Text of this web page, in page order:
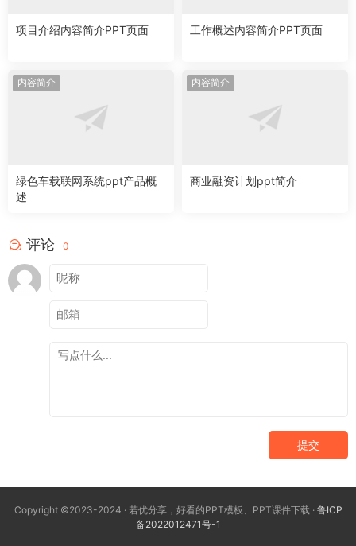
项目介绍内容简介PPT页面 工作概述内容简介PPT页面
内容简介
绿色车载联网系统ppt产品概
述
内容简介
商业融资计划ppt简介
评论 0
提交
Copyright ©2023-2024 · 若优分享，好看的PPT模板、PPT课件下载 · 鲁ICP
备2022012471号-1